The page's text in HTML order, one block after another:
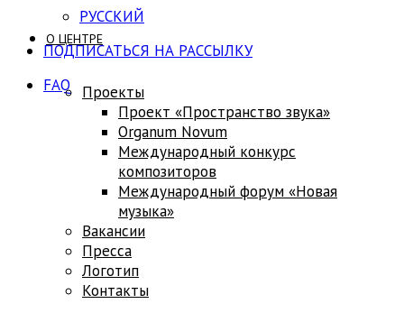
РУССКИЙ
ПОДПИСАТЬСЯ НА РАССЫЛКУ
FAQ
О ЦЕНТРЕ
Проекты
Проект «Пространство звука»
Оrganum Novum
Международный конкурс
композиторов
Международный форум «Новая
музыка»
Вакансии
Пресса
Логотип
Контакты